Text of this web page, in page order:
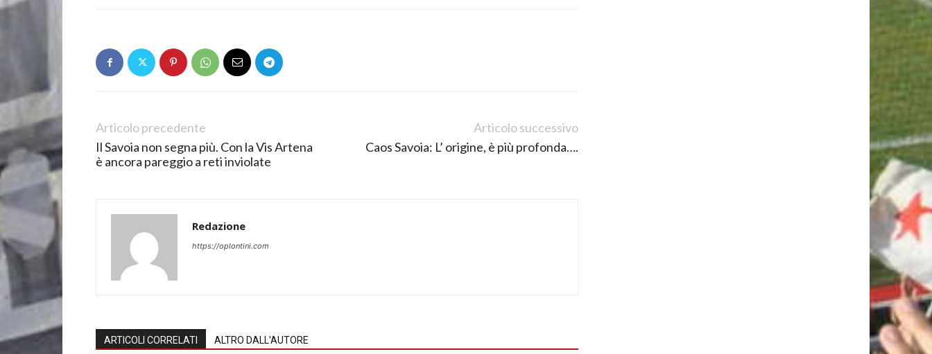
Articolo precedente
Il Savoia non segna più. Con la Vis Artena
è ancora pareggio a reti inviolate
Articolo successivo
Caos Savoia: L’ origine, è più profonda….
Redazione
https://oplontini.com
ARTICOLI CORRELATI ALTRO DALL'AUTORE